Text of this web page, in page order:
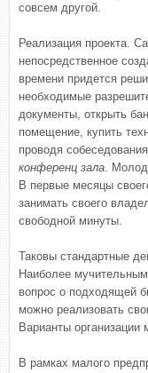
совсем другой.
Реализация проекта.
непосредственное
времени придется
необходимые
документы, открыть
помещение, купить
проводя
конференц зала.
В первые месяцы
занимать своего
свободной минуты.
Таковы стандартные
Наиболее
вопрос о подходящей
можно реализовать
Варианты организации
В рамках малого